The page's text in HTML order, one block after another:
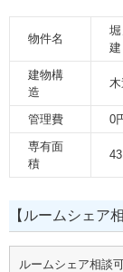
物件名
建
建物構
造
管理費 0
専有面
積
【ルームシェア
ルームシェア相談